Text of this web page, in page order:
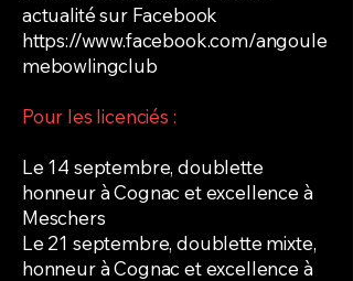
actualité sur Facebook
https://www.facebook.com/angoule
mebowlingclub
Pour les licenciés :
Le 14 septembre, doublette
honneur à Cognac et excellence à
Meschers
Le 21 septembre, doublette mixte,
honneur à Cognac et excellence à